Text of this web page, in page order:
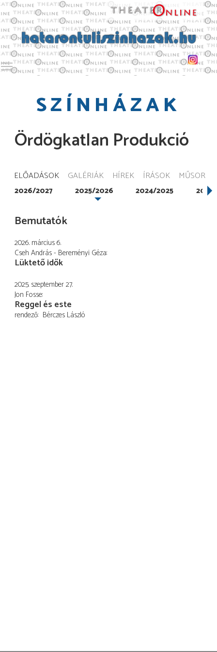
Toggle main menu visibility
SZÍNHÁZAK
Ördögkatlan Produkció
ELŐADÁSOK GALÉRIÁK HÍREK ÍRÁSOK MŰSOR
2026/2027 2025/2026 2024/2025
Bemutatók
2026. március 6.
Cseh András - Bereményi Géza
Lüktető idők
2025. szeptember 27.
Jon Fosse
Reggel és este
rendező Bérczes László